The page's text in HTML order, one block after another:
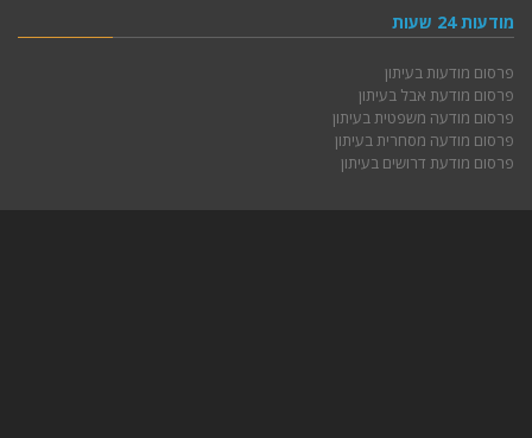
מודעות 24 שעות
פרסום מודעות בעיתון
פרסום מודעת אבל בעיתון
פרסום מודעה משפטית בעיתון
פרסום מודעה מסחרית בעיתון
פרסום מודעת דרושים בעיתון